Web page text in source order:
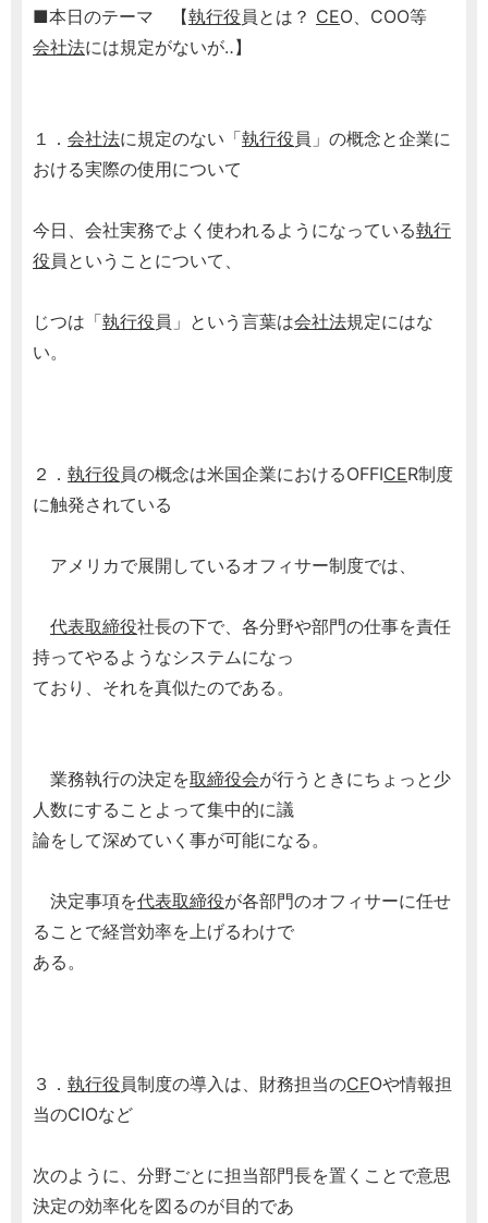
■本日のテーマ 【執行役 員とは？ CEO、COO等
会社法には規定がないが‥】
１． 会社法に規定のない「執行役 員」の概念と企業に
おける実際の使用について
今日、会社実務でよく使われるようになっている執行
役 員ということについて、
じつは「執行役 員」という言葉は会社法規定にはな
い。
２． 執行役 員の概念は米国企業におけるOFFICER制度
に触発されている
アメリカで展開しているオフィサー制度では、
代表取締役社長の下で、各分野や部門の仕事を責任
持ってやるようなシステムになっ
ており、それを真似たのである。
業務執行の決定を取締役会が行うときにちょっと少
人数にすることよって集中的に議
論をして深めていく事が可能になる。
決定事項を代表取締役が各部門のオフィサーに任せ
ることで経営効率を上げるわけで
ある。
３． 執行役 員制度の導入は、財務担当のCFOや情報担
当のCIOなど
次のように、分野ごとに担当部門長を置くことで意思
決定の効率化を図るのが目的であ